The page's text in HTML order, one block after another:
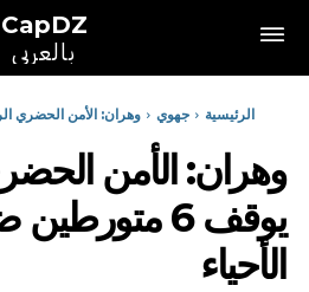
CapDZ
بالعربي
الرئيسية جهوي
وهران: الأمن
يوقف 6
الأحياء